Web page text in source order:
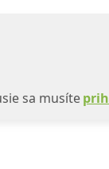
sa musíte